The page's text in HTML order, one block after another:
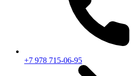
+7 978 715-06-95